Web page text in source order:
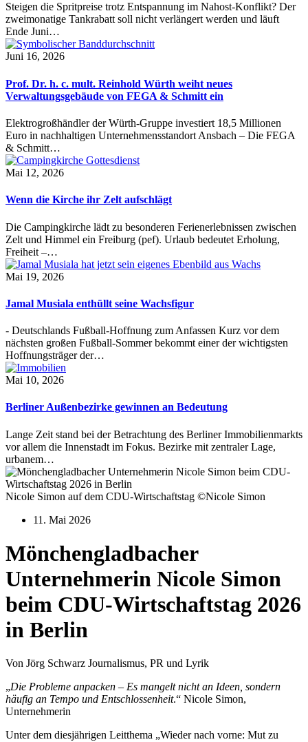
Steigen die Spritpreise trotz Entspannung im Nahost-Konflikt? Der
zweimonatige Tankrabatt soll nicht verlängert werden und läuft
Ende Juni…
Juni 16, 2026
Prof. Dr. h. c. mult. Reinhold Würth weiht neues
Verwaltungsgebäude von FEGA & Schmitt ein
Elektrogroßhändler der Würth-Gruppe investiert 18,5 Millionen
Euro in nachhaltigen Unternehmensstandort Ansbach – Die FEGA
& Schmitt…
Mai 12, 2026
Wenn die Kirche ihr Zelt aufschlägt
Die Campingkirche lädt zu besonderen Ferienerlebnissen zwischen
Zelt und Himmel ein Freiburg (pef). Urlaub bedeutet Erholung,
Freiheit –…
Mai 19, 2026
Jamal Musiala enthüllt seine Wachsfigur
- Deutschlands Fußball-Hoffnung zum Anfassen Kurz vor dem
nächsten großen Fußball-Sommer bekommt einer der wichtigsten
Hoffnungsträger der…
Mai 10, 2026
Berliner Außenbezirke gewinnen an Bedeutung
Lange Zeit stand bei der Betrachtung des Berliner Immobilienmarkts
vor allem die Innenstadt im Fokus. Bezirke mit zentraler Lage,
urbanem…
Nicole Simon auf dem CDU-Wirtschaftstag ©Nicole Simon
11. Mai 2026
Mönchengladbacher
Unternehmerin Nicole Simon
beim CDU-Wirtschaftstag 2026
in Berlin
Von Jörg Schwarz Journalismus, PR und Lyrik
„Die Probleme anpacken – Es mangelt nicht an Ideen, sondern
häufig an Tempo und Entschlossenheit.“ Nicole Simon,
Unternehmerin
Unter dem diesjährigen Leitthema „Wieder nach vorne: Mut zu